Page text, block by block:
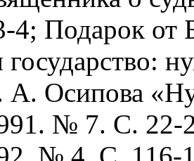
Подарок от
государство:
А. Осипова
№ 7. С. 22-